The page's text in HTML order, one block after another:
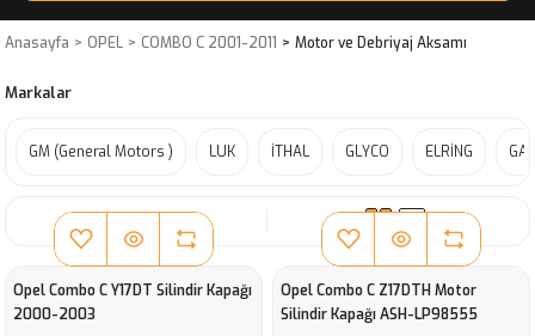
Anasayfa OPEL COMBO C 2001-2011 Motor ve Debriyaj Aksamı
Markalar
GM (General Motors ) LUK İTHAL GLYCO ELRİNG
Opel Combo C Y17DT Silindir Kapağı
2000-2003
Opel Combo C Z17DTH Motor
Silindir Kapağı ASH-LP98555